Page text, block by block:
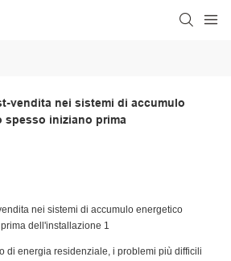
vendita nei sistemi di accumulo
spesso iniziano prima
di energia residenziale, i problemi più difficili